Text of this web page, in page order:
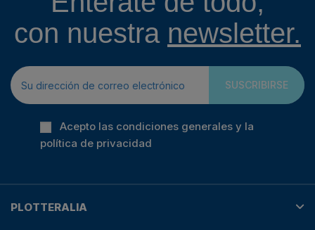
con nuestra newsletter.
SUSCRIBIRSE
Acepto las condiciones generales y la
política de privacidad
PLOTTERALIA